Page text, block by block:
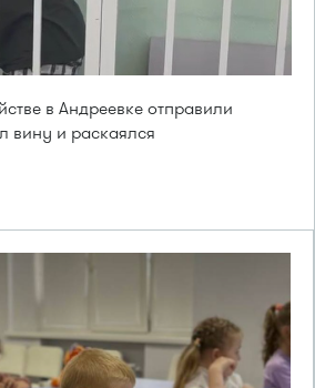
в Андреевке отправили
и раскаялся